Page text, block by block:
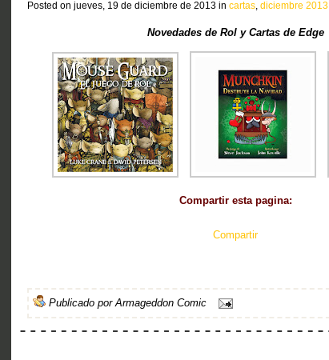
Posted on jueves, 19 de diciembre de 2013 in cartas diciembre 2013
Novedades de Rol y Cartas de Edge
Compartir esta pagina:
Compartir
Publicado porArmageddon Comic